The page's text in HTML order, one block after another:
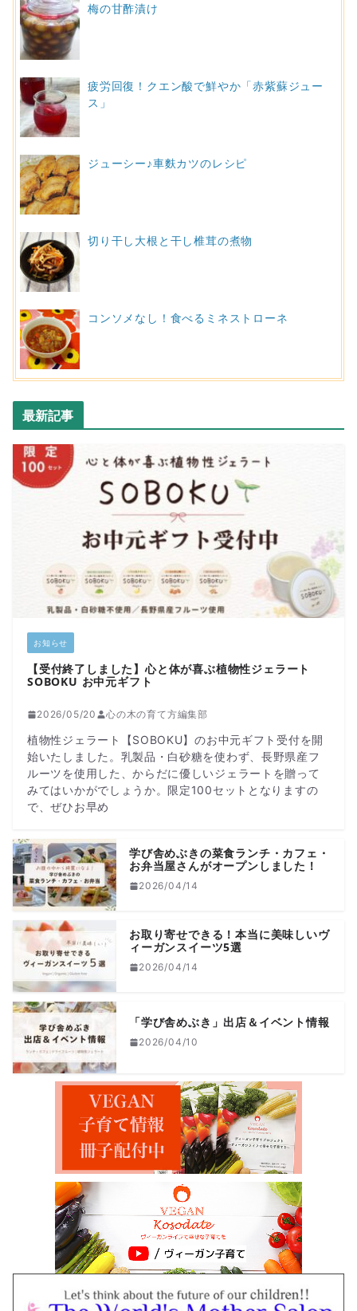
梅の甘酢漬け
疲労回復！クエン酸で鮮やか「赤紫蘇ジュー
ス」
ジューシー♪車麩カツのレシピ
切り干し大根と干し椎茸の煮物
コンソメなし！食べるミネストローネ
最新記事
お知らせ
【受付終了しました】心と体が喜ぶ植物性ジェラート
SOBOKU お中元ギフト
2026/05/20 心の木の育て方編集部
植物性ジェラート【SOBOKU】のお中元ギフト受付を開
始いたしました。乳製品・白砂糖を使わず、長野県産フ
ルーツを使用した、からだに優しいジェラートを贈って
みてはいかがでしょうか。限定100セットとなりますの
で、ぜひお早め
学び舎めぶきの菜食ランチ・カフェ・
お弁当屋さんがオープンしました！
2026/04/14
お取り寄せできる！本当に美味しいヴ
ィーガンスイーツ5選
2026/04/14
「学び舎めぶき」出店＆イベント情報
2026/04/10